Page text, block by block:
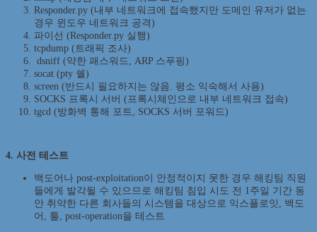
Responder.py (내부 네트워크에 접속했지만 도메인 유저가 없는
경우 윈도우 네트워크 공격)
파이선 (Responder.py 실행)
tcpdump (트래픽 조사)
dsniff (약한 패스워드, ARP 스푸핑)
socat (pty 쉘)
screen (반드시 필요하지는 않음. 평소 익숙해서 사용)
SOCKS 프록시 서버 (프록시체인으로 내부 네트워크 접속)
tgcd (방화벽 통해 포트, SOCKS 서버 포워드)
4. 사전 테스트
백도어나 post-exploitation이 안정적이지 못한 경우 해킹팀 직원
들에게 발각될 수 있으므로 해킹팀 침입 시도 전 1주일 기간 동
안 취약한 다른 회사들의 시스템을 대상으로 익스플로잇, 백도
어, 툴, post-operation을 테스트